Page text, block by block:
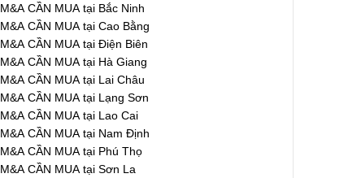
M&A CẦN MUA tại Bắc Ninh
M&A CẦN MUA tại Cao Bằng
M&A CẦN MUA tại Điện Biên
M&A CẦN MUA tại Hà Giang
M&A CẦN MUA tại Lai Châu
M&A CẦN MUA tại Lạng Sơn
M&A CẦN MUA tại Lao Cai
M&A CẦN MUA tại Nam Định
M&A CẦN MUA tại Phú Thọ
M&A CẦN MUA tại Sơn La